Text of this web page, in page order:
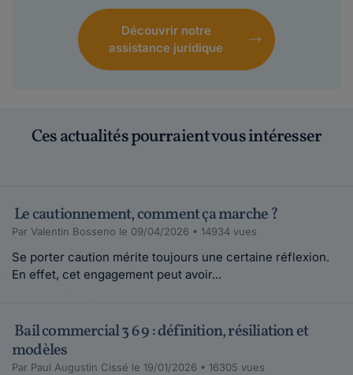
Découvrir notre
assistance juridique
Ces actualités pourraient vous intéresser
Le cautionnement, comment ça marche ?
Par Valentin Bosseno le 09/04/2026 • 14934 vues
Se porter caution mérite toujours une certaine réflexion.
En effet, cet engagement peut avoir...
Bail commercial 3 6 9 : définition, résiliation et
modèles
Par Paul Augustin Cissé le 19/01/2026 • 16305 vues